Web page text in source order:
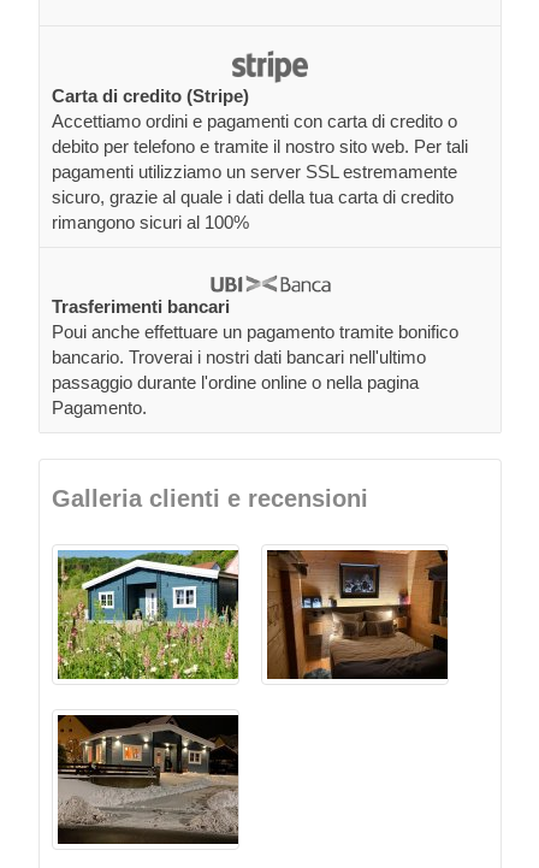
Carta di credito (Stripe)
Accettiamo ordini e pagamenti con carta di credito o
debito per telefono e tramite il nostro sito web. Per tali
pagamenti utilizziamo un server SSL estremamente
sicuro, grazie al quale i dati della tua carta di credito
rimangono sicuri al 100%
Trasferimenti bancari
Poui anche effettuare un pagamento tramite bonifico
bancario. Troverai i nostri dati bancari nell'ultimo
passaggio durante l'ordine online o nella pagina
Pagamento.
Galleria clienti e recensioni